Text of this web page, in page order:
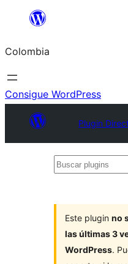
Saltar
contenido
Colombia
Consigue WordPress
Plugin
Buscar
Este plugin no
las últimas 3
WordPress.